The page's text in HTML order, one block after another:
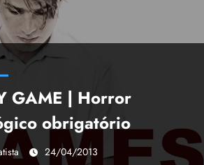
GAME | Horror
obrigatório
24/04/2013